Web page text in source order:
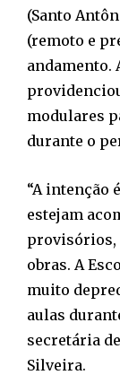
(Santo
(remoto e
andamento.
modulares
durante o
“A intenção
estejam
provisórios,
obras. A
muito
aulas
secretária
Silveira.